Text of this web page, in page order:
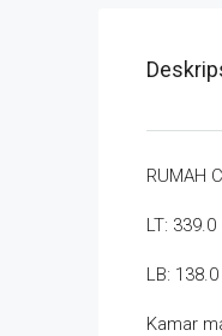
RUMAH
LT: 339.0
LB: 138.0
Kamar